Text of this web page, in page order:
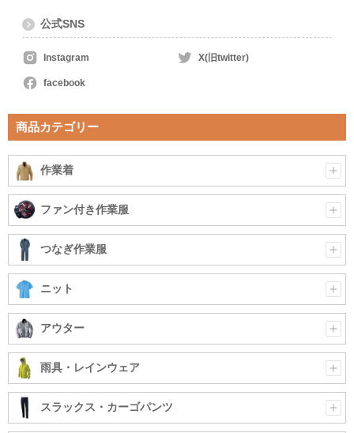
公式SNS
Instagram X(旧twitter)
facebook
商品カテゴリー
作業着
ファン付き作業服
つなぎ作業服
ニット
アウター
雨具・レインウェア
スラックス・カーゴパンツ